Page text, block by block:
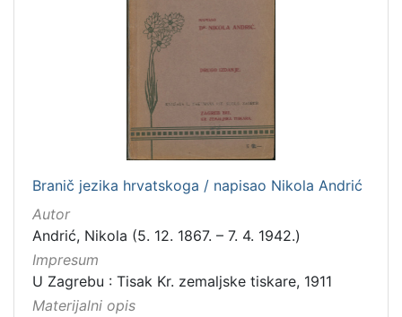
Branič jezika hrvatskoga / napisao Nikola Andrić
Autor
Andrić, Nikola (5. 12. 1867. – 7. 4. 1942.)
Impresum
U Zagrebu : Tisak Kr. zemaljske tiskare, 1911
Materijalni opis